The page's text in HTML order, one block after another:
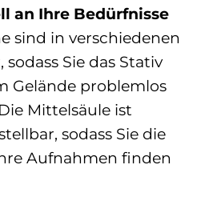
an Ihre Bedürfnisse
sind in verschiedenen
Sie das Stativ
Gelände problemlos
Mittelsäule ist
sodass Sie die
Aufnahmen finden